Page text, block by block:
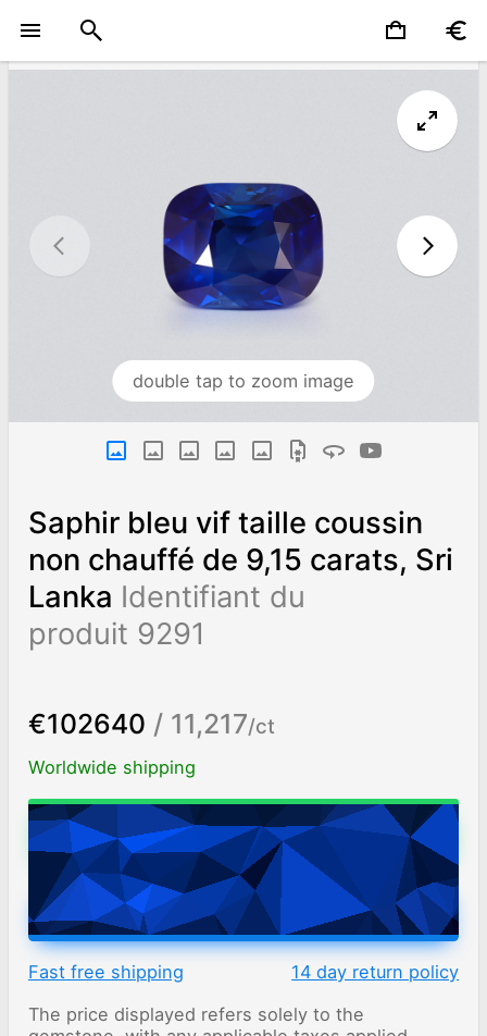
double tap to zoom image
Saphir bleu vif taille coussin
non chauffé de 9,15 carats, Sri
Lanka Identifiant du
produit 9291
€102640 / 11,217/ct
Worldwide shipping
Chat on WhatsApp
ADD TO CART
Fast free shipping
14 day return policy
The price displayed refers solely to the